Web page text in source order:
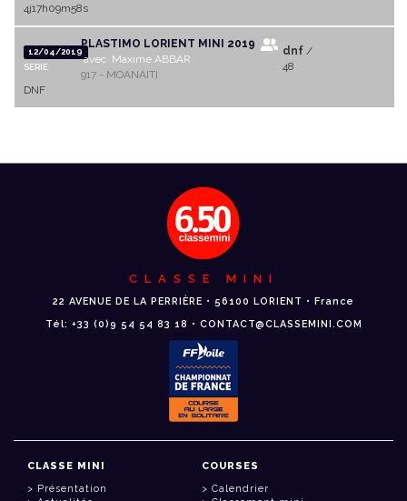
4j17h09m58s
12/04/2019
SERIE
PLASTIMO LORIENT MINI 2019
avec Maxime ABBAR
917 - MOANAITI
dnf/
48
DNF
CLASSE MINI
22 AVENUE DE LA PERRIÈRE • 56100 LORIENT • France
Tél: +33 (0)9 54 54 83 18 • CONTACT@CLASSEMINI.COM
CLASSE MINI
Présentation
COURSES
Calendrier